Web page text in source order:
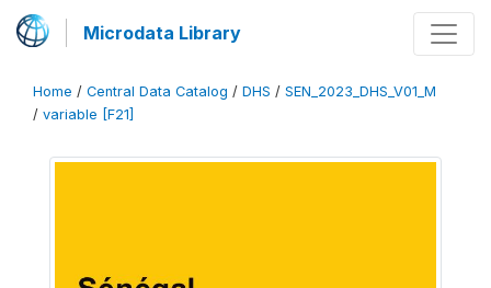
Microdata Library
Home / Central Data Catalog / DHS / SEN_2023_DHS_V01_M
/ variable [F21]